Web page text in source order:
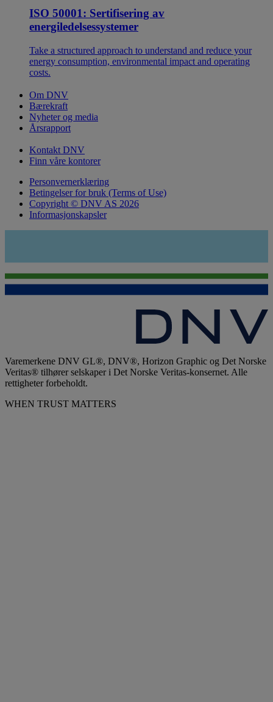
ISO 50001: Sertifisering av
energiledelsessystemer
Take a structured approach to understand and reduce your
energy consumption, environmental impact and operating
costs.
Om DNV
Bærekraft
Nyheter og media
Årsrapport
Kontakt DNV
Finn våre kontorer
Personvernerklæring
Betingelser for bruk (Terms of Use)
Copyright © DNV AS 2026
Informasjonskapsler
Varemerkene DNV GL®, DNV®, Horizon Graphic og Det Norske
Veritas® tilhører selskaper i Det Norske Veritas-konsernet. Alle
rettigheter forbeholdt.
WHEN TRUST MATTERS